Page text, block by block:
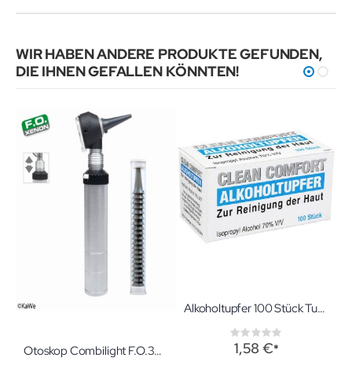
WIR HABEN ANDERE PRODUKTE GEFUNDEN,
DIE IHNEN GEFALLEN KÖNNTEN!
Otoskop Combilight F.O.30 mit Metall-Griff
Alkoholtupfer 100 Stück Tupfer zur Hautreinigung
Rating:
0%
1,58 €